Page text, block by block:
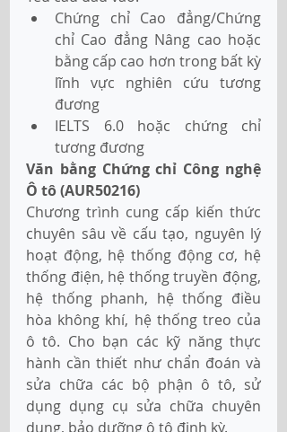
Chứng chỉ Cao đẳng/Chứng
chỉ Cao đẳng Nâng cao hoặc
bằng cấp cao hơn trong bất kỳ
lĩnh vực nghiên cứu tương
đương
IELTS 6.0 hoặc chứng chỉ
tương đương
Văn bằng Chứng chỉ Công nghệ
Ô tô (AUR50216)
Chương trình cung cấp kiến thức
chuyên sâu về cấu tạo, nguyên lý
hoạt động, hệ thống động cơ, hệ
thống điện, hệ thống truyền động,
hệ thống phanh, hệ thống điều
hòa không khí, hệ thống treo của
ô tô. Cho bạn các kỹ năng thực
hành cần thiết như chẩn đoán và
sửa chữa các bộ phận ô tô, sử
dụng dụng cụ sửa chữa chuyên
dụng, bảo dưỡng ô tô định kỳ.